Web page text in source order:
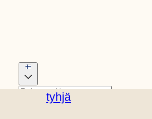
tyhjä
Englanti (Yhdysvallat)